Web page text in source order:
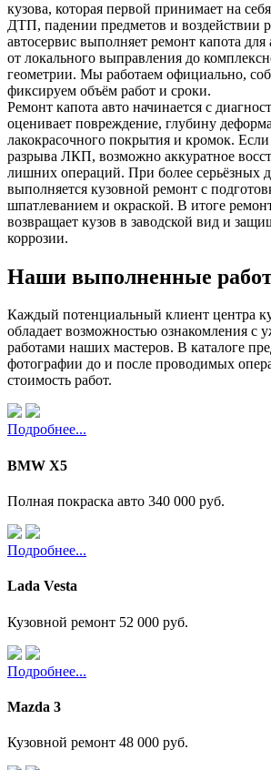
кузова, которая первой принимает на
ДТП, падении предметов и воздействии
автосервис выполняет ремонт капота
от локального выправления до
геометрии. Мы работаем официально,
фиксируем объём работ и сроки.
Ремонт капота авто начинается с
оценивает повреждение, глубину
лакокрасочного покрытия и кромок. Если
разрыва ЛКП, возможно аккуратное
лишних операций. При более серьёзных
выполняется кузовной ремонт с
шпатлеванием и окраской. В итоге
возвращает кузов в заводской вид и
коррозии.
Наши выполненные
Каждый потенциальный клиент центра
обладает возможностью ознакомления с
работами наших мастеров. В каталоге
фотографии до и после проводимых
стоимость работ.
Подробнее...
BMW X5
Полная покраска авто 340 000 руб.
Подробнее...
Lada Vesta
Кузовной ремонт 52 000 руб.
Подробнее...
Mazda 3
Кузовной ремонт 48 000 руб.